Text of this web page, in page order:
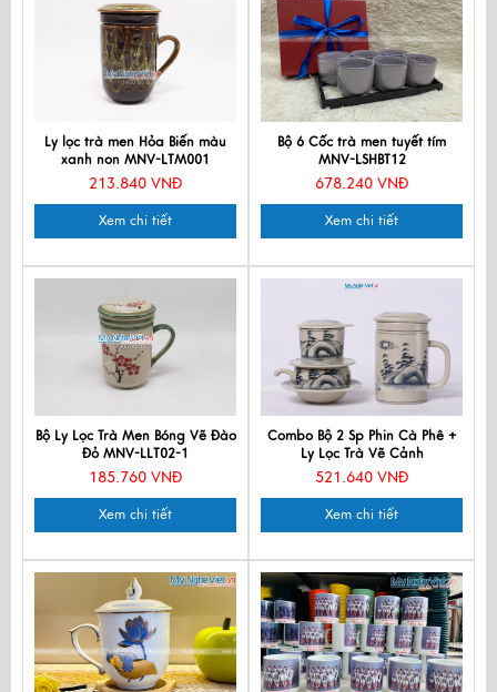
Ly lọc trà men Hỏa Biến màu
xanh non MNV-LTM001
213.840 VNĐ
Xem chi tiết
Bộ 6 Cốc trà men tuyết tím
MNV-LSHBT12
678.240 VNĐ
Xem chi tiết
Bộ Ly Lọc Trà Men Bóng Vẽ Đào
Đỏ MNV-LLT02-1
185.760 VNĐ
Xem chi tiết
Combo Bộ 2 Sp Phin Cà Phê +
Ly Lọc Trà Vẽ Cảnh
521.640 VNĐ
Xem chi tiết